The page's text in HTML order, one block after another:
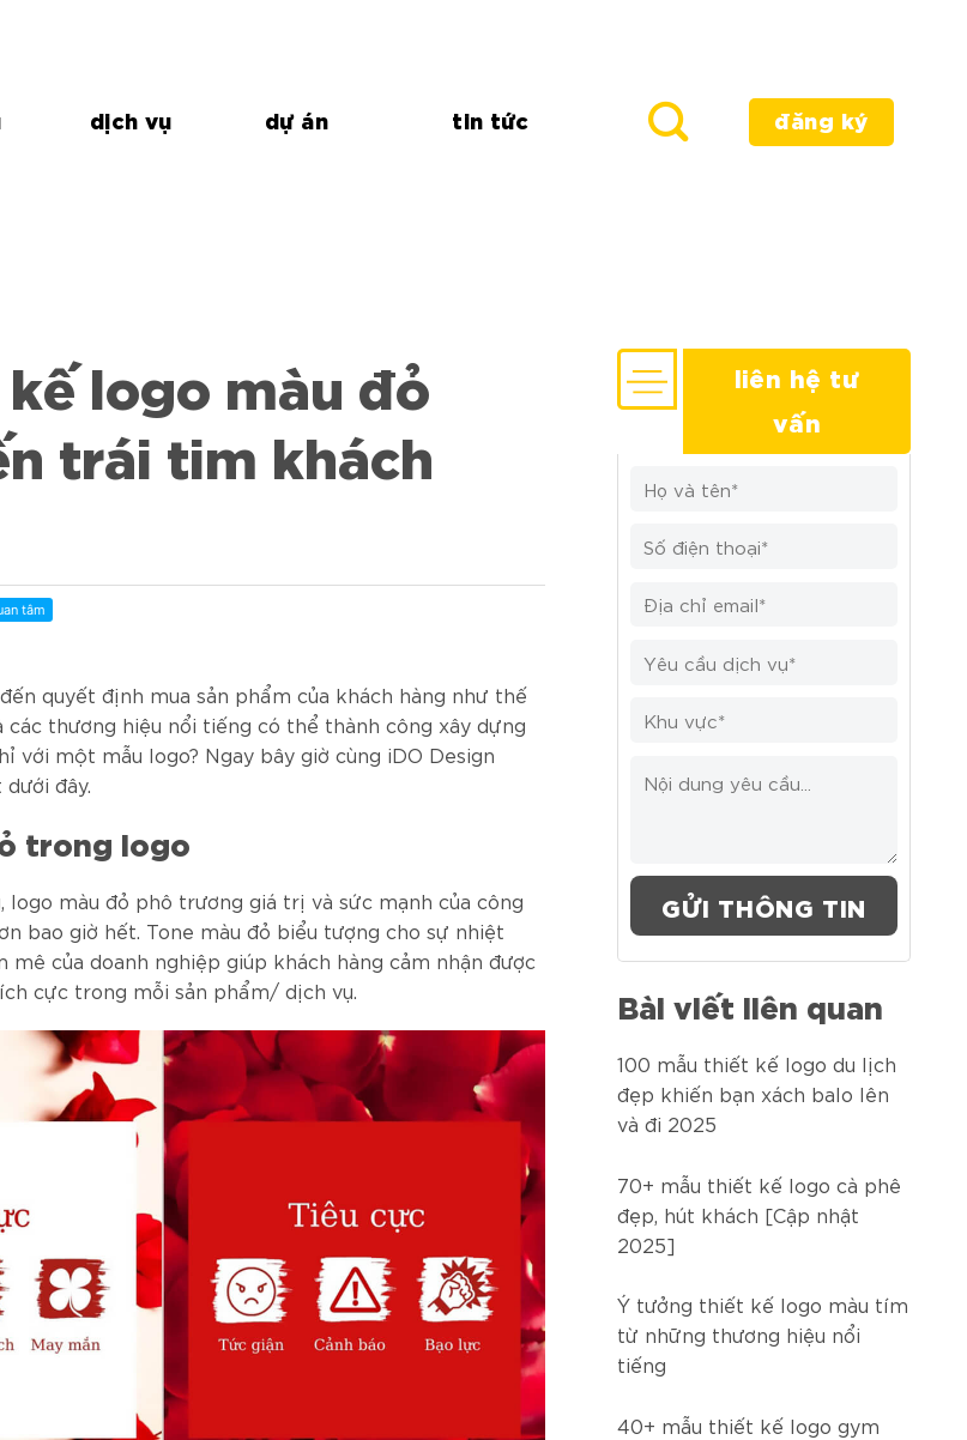
dịch vụ dự án tin tức đăng ký
logo màu đỏ
trái tim khách
quyết định mua sản phẩm của khách hàng như thế
các thương hiệu nổi tiếng có thể thành công xây dựng
với một mẫu logo? Ngay bây giờ cùng iDO Design
đây.
trong logo
logo màu đỏ phô trương giá trị và sức mạnh của công
bao giờ hết. Tone màu đỏ biểu tượng cho sự nhiệt
mê của doanh nghiệp giúp khách hàng cảm nhận được
cực trong mỗi sản phẩm/ dịch vụ.
liên hệ tư
vấn
Bài viết liên quan
100 mẫu thiết kế logo du lịch
đẹp khiến bạn xách balo lên
và đi 2025
70+ mẫu thiết kế logo cà phê
đẹp, hút khách [Cập nhật
2025]
Ý tưởng thiết kế logo màu tím
từ những thương hiệu nổi
tiếng
40+ mẫu thiết kế logo gym